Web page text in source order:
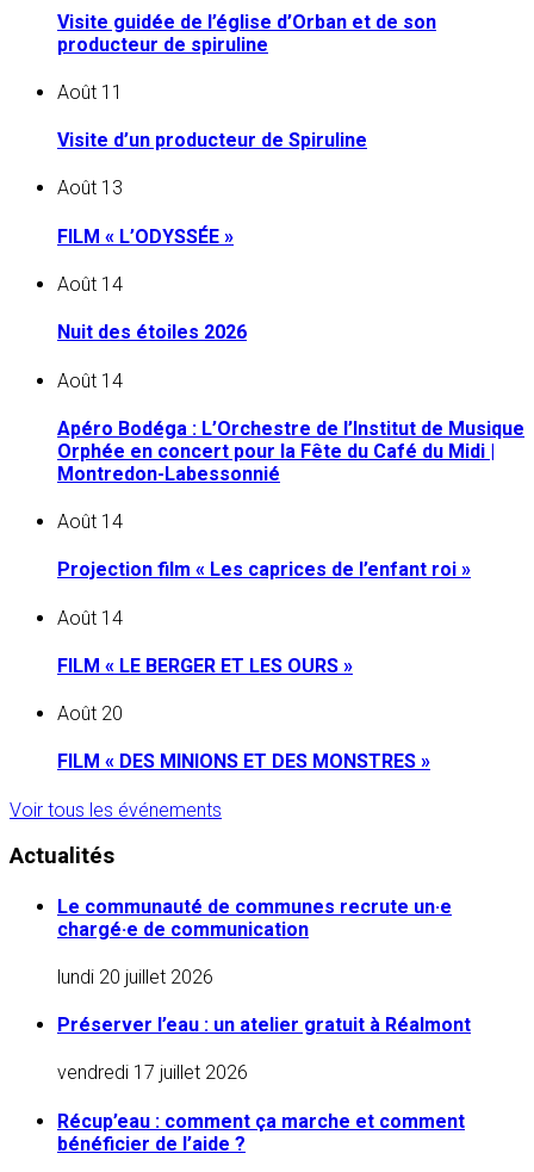
Visite guidée de l’église d’Orban et de son
producteur de spiruline
Août 11
Visite d’un producteur de Spiruline
Août 13
FILM « L’ODYSSÉE »
Août 14
Nuit des étoiles 2026
Août 14
Apéro Bodéga : L’Orchestre de l’Institut de Musique
Orphée en concert pour la Fête du Café du Midi |
Montredon-Labessonnié
Août 14
Projection film « Les caprices de l’enfant roi »
Août 14
FILM « LE BERGER ET LES OURS »
Août 20
FILM « DES MINIONS ET DES MONSTRES »
Voir tous les événements
Actualités
Le communauté de communes recrute un·e
chargé·e de communication
lundi 20 juillet 2026
Préserver l’eau : un atelier gratuit à Réalmont
vendredi 17 juillet 2026
Récup’eau : comment ça marche et comment
bénéficier de l’aide ?